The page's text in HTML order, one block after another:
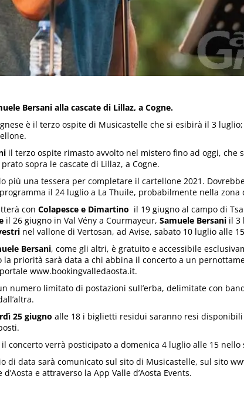
Bersani alla cascate di Lillaz, a Cogne.
è il terzo ospite di Musicastelle che si esibirà il 3
il terzo ospite rimasto avvolto nel mistero fino ad oggi, che
sopra le cascate di Lillaz, a Cogne.
più una tessera per completare il cartellone 2021.
il 24 luglio a La Thuile, probabilmente nella zona
con Colapesce e Dimartino il 19 giugno al campo di
il 26 giugno in Val Vény a Courmayeur, Samuele Bersani il 3
nel vallone di Vertosan, ad Avise, sabato 10 luglio alle
Bersani, come gli altri, è gratuito e accessibile
la priorità sarà data a chi abbina il concerto a un
www.bookingvalledaosta.it.
numero limitato di postazioni sull’erba, delimitate con
25 giugno alle 18 i biglietti residui saranno resi
concerto verrà posticipato a domenica 4 luglio alle 15 nello
di data sarà comunicato sul sito di Musicastelle, sul sito
e attraverso la App Valle d’Aosta Events.